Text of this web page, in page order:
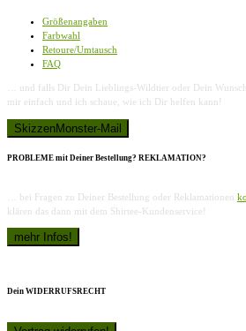
Größenangaben
Farbwahl
Retoure/Umtausch
FAQ
… und falls Dir Dein Lieblings-Wildtier oder Dein
mir einfach und ich schaue, wie ich Dir helfen kann!
PROBLEME mit Deiner Bestellung? REKLAMATION?
… bei Fragen zu Deiner Bestellung oder Reklamationen
klären das dann mit dem Shirtee-Kundenservice!
Dein WIDERRUFSRECHT